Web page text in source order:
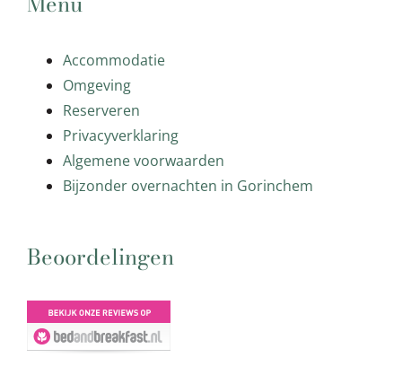
Accommodatie
Omgeving
Reserveren
Privacyverklaring
Algemene voorwaarden
Bijzonder overnachten in Gorinchem
Beoordelingen